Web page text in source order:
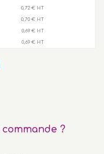
0,72 € HT
0,70 € HT
0,69 € HT
0,69 € HT
?